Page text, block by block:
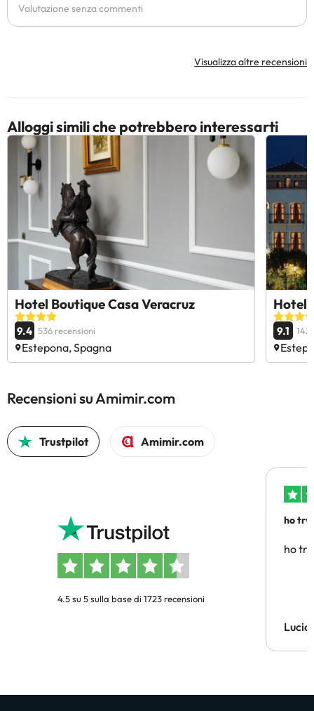
Valutazione senza commenti
Visualizza altre recensioni
Alloggi simili che potrebbero interessarti
Hotel Boutique Casa Veracruz
9.4 536 recensioni
Estepona, Spagna
Hotel
9.1
Recensioni su Amimir.com
Trustpilot Amimir.com
4.5 su 5 sulla base di 1723 recensioni
ho
ho
Lucia